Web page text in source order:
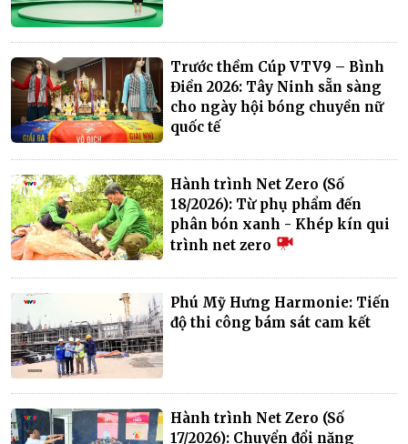
Trước thềm Cúp VTV9 – Bình
Điền 2026: Tây Ninh sẵn sàng
cho ngày hội bóng chuyền nữ
quốc tế
Hành trình Net Zero (Số
18/2026): Từ phụ phẩm đến
phân bón xanh - Khép kín qui
trình net zero
Phú Mỹ Hưng Harmonie: Tiến
độ thi công bám sát cam kết
Hành trình Net Zero (Số
17/2026): Chuyển đổi năng